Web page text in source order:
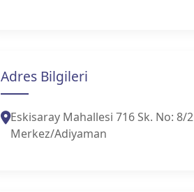
Adres Bilgileri
Eskisaray Mahallesi 716 Sk. No: 8/2
Merkez/Adiyaman